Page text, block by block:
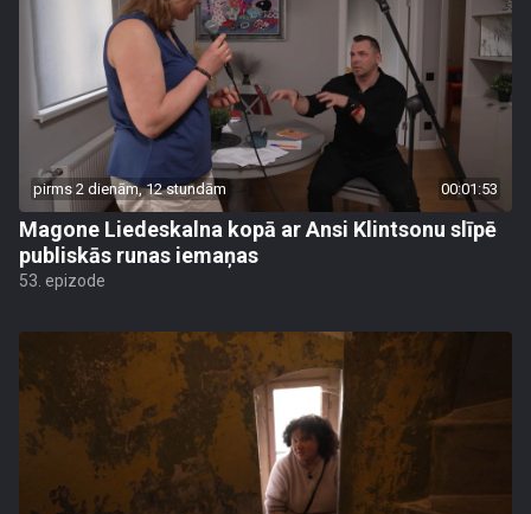
pirms 2 dienām, 12 stundām 00:01:53
Magone Liedeskalna kopā ar Ansi Klintsonu slīpē
publiskās runas iemaņas
53. epizode